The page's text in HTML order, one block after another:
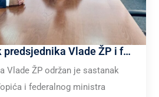
Održan sastanak predsjednika Vlade ŽP i federalnog ministra pravde
Vlade ŽP održan je sastanak
i federalnog ministra